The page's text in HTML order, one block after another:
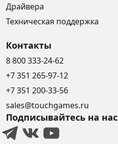
Драйвера
Техническая поддержка
Контакты
8 800 333-24-62
+7 351 265-97-12
+7 351 200-33-56
sales@touchgames.ru
Подписывайтесь на нас